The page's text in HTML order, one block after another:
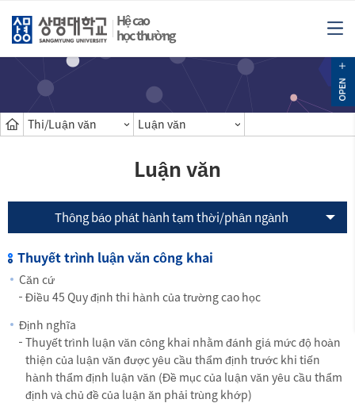
Hệ cao
học thường
Thi/Luận văn Luận văn
Luận văn
Thông báo phát hành tạm thời/phân ngành
Thuyết trình luận văn công khai
Căn cứ
Điều 45 Quy định thi hành của trường cao học
Định nghĩa
Thuyết trình luận văn công khai nhằm đánh giá mức độ hoàn
thiện của luận văn được yêu cầu thẩm định trước khi tiến
hành thẩm định luận văn (Đề mục của luận văn yêu cầu thẩm
định và chủ đề của luận ăn phải trùng khớp)